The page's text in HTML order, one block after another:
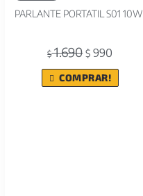
PARLANTE PORTATIL S01 10W
$1.690 $ 990
COMPRAR!